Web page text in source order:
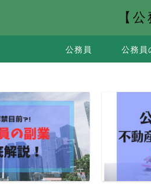
【
公務員 公務員